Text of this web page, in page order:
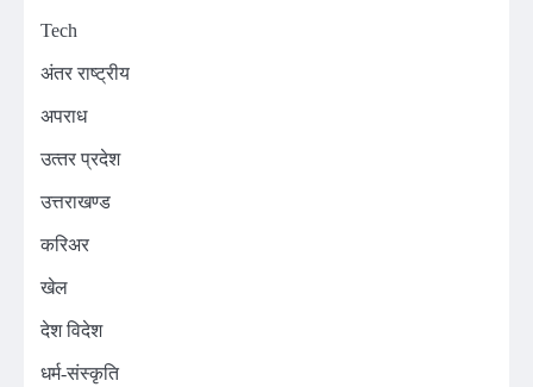
Tech
अंतर राष्ट्रीय
अपराध
उत्‍तर प्रदेश
उत्तराखण्ड
करिअर
खेल
देश विदेश
धर्म-संस्कृति